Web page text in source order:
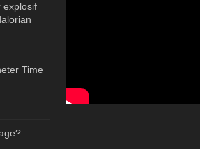
explosif
Time